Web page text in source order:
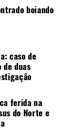
boiando
caso de
de duas
ferida na
do Norte e